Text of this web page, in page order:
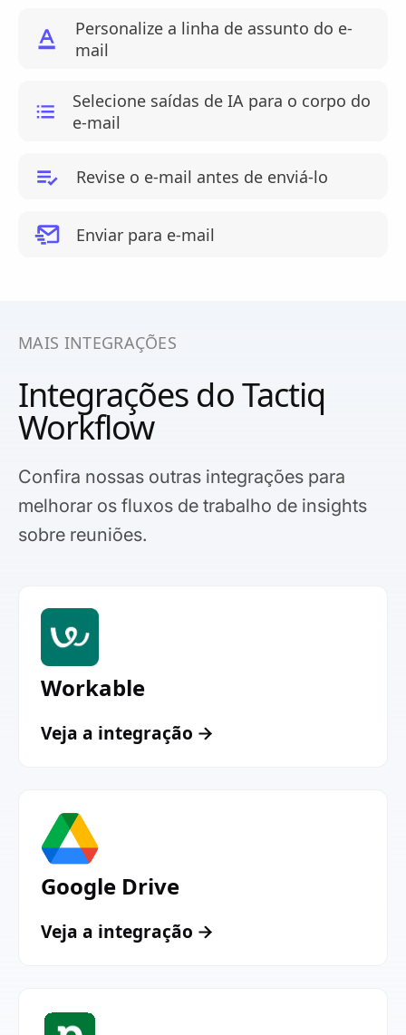
Personalize a linha de assunto do e-
mail
Selecione saídas de IA para o corpo do
e-mail
Revise o e-mail antes de enviá-lo
Enviar para e-mail
MAIS INTEGRAÇÕES
Integrações do Tactiq
Workflow
Confira nossas outras integrações para
melhorar os fluxos de trabalho de insights
sobre reuniões.
Workable
Veja a integração
Google Drive
Veja a integração